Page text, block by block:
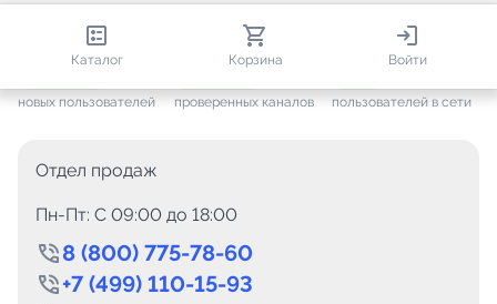
Каталог Корзина Войти
812 871
новых пользователей проверенных каналов пользователей в сети
Отдел продаж
Пн-Пт: C 09:00 до 18:00
8 (800) 775-78-60
+7 (499) 110-15-93